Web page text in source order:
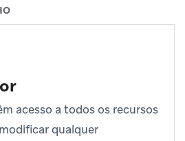
acesso a todos os recursos
qualquer